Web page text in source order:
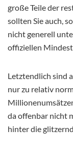
große Teile der
sollten Sie auch,
nicht generell
offiziellen
Letztendlich sind
nur zu relativ
da offenbar nicht
hinter die